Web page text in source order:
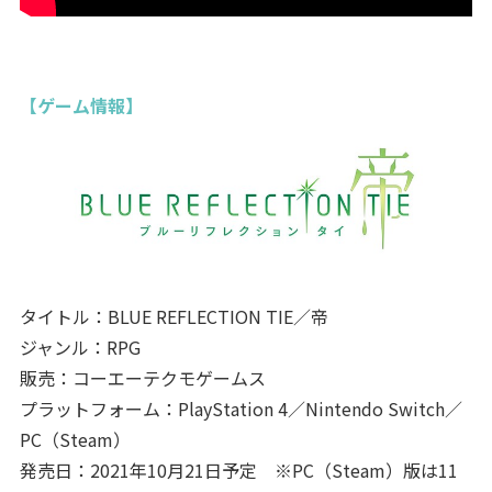
【ゲーム情報】
タイトル：BLUE REFLECTION TIE／帝
ジャンル：RPG
販売：コーエーテクモゲームス
プラットフォーム：PlayStation 4／Nintendo Switch／
PC（Steam）
発売日：2021年10月21日予定 ※PC（Steam）版は11